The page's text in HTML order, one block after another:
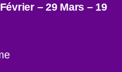
– 29 Mars – 19